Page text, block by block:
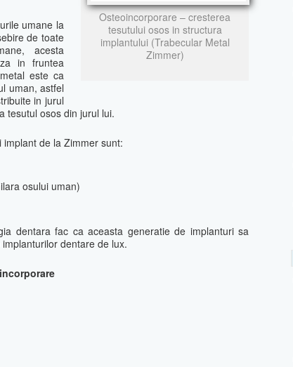
Osteoincorporare – cresterea
tesutului osos in structura
implantului (Trabecular Metal
Zimmer)
umane la
de toate
acesta
in fruntea
este ca
uman, astfel
in jurul
tesutul osos din jurul lui.
de la Zimmer sunt:
osului uman)
dentara fac ca aceasta generatie de implanturi sa
dentare de lux.